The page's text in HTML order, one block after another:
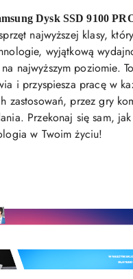
Dysk SSD 9100
najwyższej klasy,
wyjątkową
najwyższym poziomie.
i przyspiesza pracę w
zastosowań, przez gry
Przekonaj się sam,
w Twoim życiu!